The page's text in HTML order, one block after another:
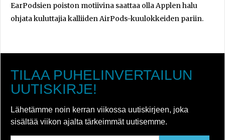
EarPodsien poiston motiivina saattaa olla Applen halu
ohjata kuluttajia kalliiden AirPods-kuulokkeiden pariin.
TILAA PUHELINVERTAILUN
UUTISKIRJE!
Lähetämme noin kerran viikossa uutiskirjeen, joka
sisältää viikon ajalta tärkeimmät uutisemme.